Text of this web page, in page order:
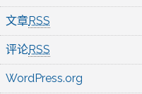
文章RSS
评论RSS
WordPress.org